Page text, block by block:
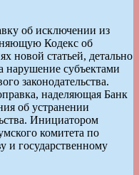
об исключении из
Кодекс об
новой статьей, детально
нарушение субъектами
законодательства.
наделяющая Банк
об устранении
Инициатором
комитета по
и государственному